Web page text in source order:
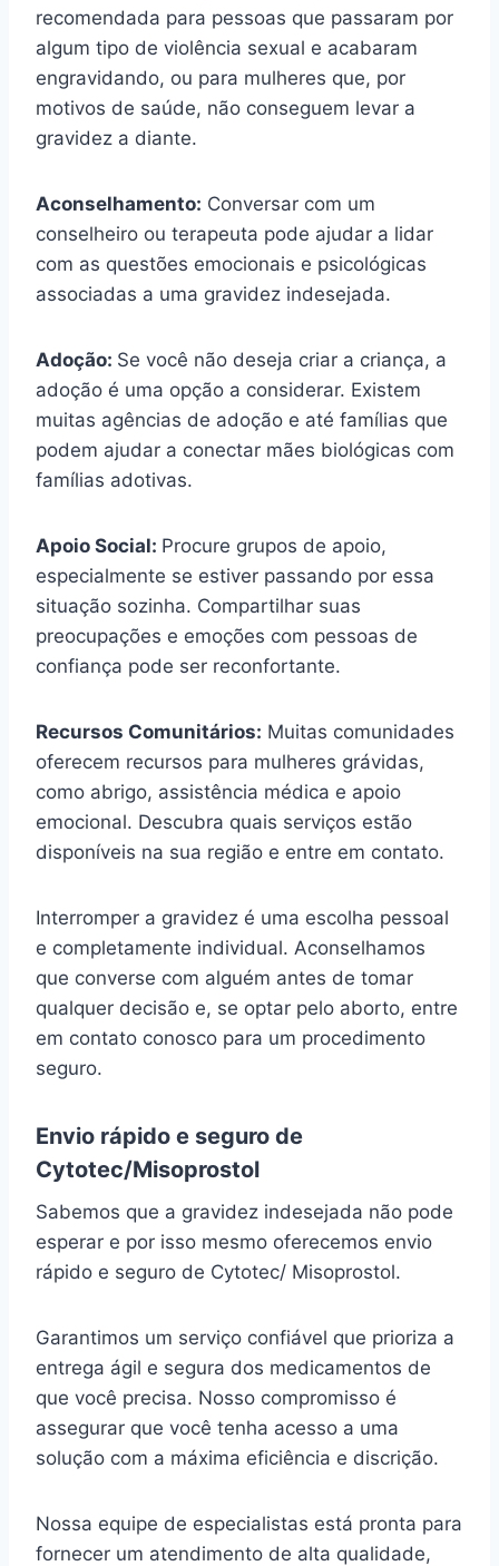
recomendada para pessoas que passaram por
algum tipo de violência sexual e acabaram
engravidando, ou para mulheres que, por
motivos de saúde, não conseguem levar a
gravidez a diante.
Aconselhamento: Conversar com um
conselheiro ou terapeuta pode ajudar a lidar
com as questões emocionais e psicológicas
associadas a uma gravidez indesejada.
Adoção: Se você não deseja criar a criança, a
adoção é uma opção a considerar. Existem
muitas agências de adoção e até famílias que
podem ajudar a conectar mães biológicas com
famílias adotivas.
Apoio Social: Procure grupos de apoio,
especialmente se estiver passando por essa
situação sozinha. Compartilhar suas
preocupações e emoções com pessoas de
confiança pode ser reconfortante.
Recursos Comunitários: Muitas comunidades
oferecem recursos para mulheres grávidas,
como abrigo, assistência médica e apoio
emocional. Descubra quais serviços estão
disponíveis na sua região e entre em contato.
Interromper a gravidez é uma escolha pessoal
e completamente individual. Aconselhamos
que converse com alguém antes de tomar
qualquer decisão e, se optar pelo aborto, entre
em contato conosco para um procedimento
seguro.
Envio rápido e seguro de
Cytotec/Misoprostol
Sabemos que a gravidez indesejada não pode
esperar e por isso mesmo oferecemos envio
rápido e seguro de Cytotec/ Misoprostol.
Garantimos um serviço confiável que prioriza a
entrega ágil e segura dos medicamentos de
que você precisa. Nosso compromisso é
assegurar que você tenha acesso a uma
solução com a máxima eficiência e discrição.
Nossa equipe de especialistas está pronta para
fornecer um atendimento de alta qualidade,